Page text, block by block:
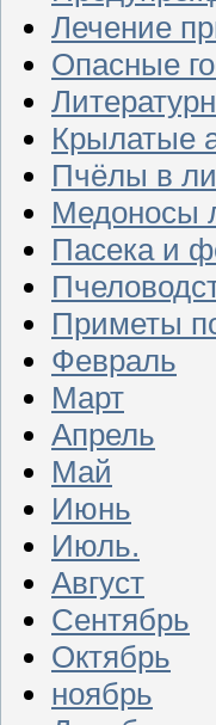
Лечение
Опасные
Крылатые
Пчёлы в
Медоносы
Пасека и
Приметы
Февраль
Март
Апрель
Май
Июнь
Июль.
Август
Сентябрь
Октябрь
ноябрь